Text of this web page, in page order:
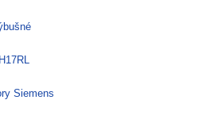
Siemens